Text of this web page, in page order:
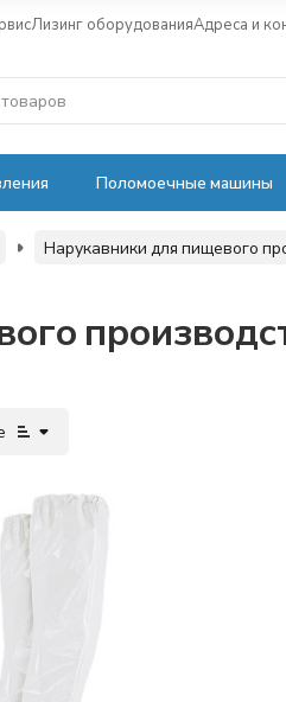
Лизинг оборудованияАдреса и
Поломоечные машины
Нарукавники для пищевого